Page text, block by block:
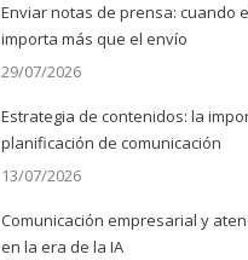
Enviar notas de prensa: cuando
importa más que el envío
29/07/2026
Estrategia de contenidos: la
planificación de comunicación
13/07/2026
Comunicación empresarial y
en la era de la IA